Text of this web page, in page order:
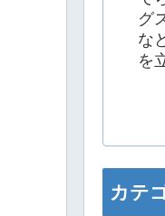
グ
な
を
カテ